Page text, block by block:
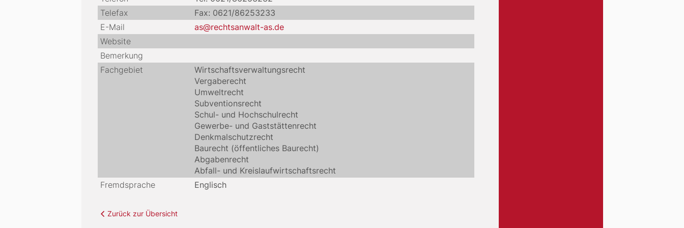
Telefax
Fax: 0621/86253233
E-Mail
as@rechtsanwalt-as.de
Website
Bemerkung
Fachgebiet
Wirtschaftsverwaltungsrecht
Vergaberecht
Umweltrecht
Subventionsrecht
Schul- und Hochschulrecht
Gewerbe- und Gaststättenrecht
Denkmalschutzrecht
Baurecht (öffentliches Baurecht)
Abgabenrecht
Abfall- und Kreislaufwirtschaftsrecht
Fremdsprache
Englisch
Zurück zur Übersicht